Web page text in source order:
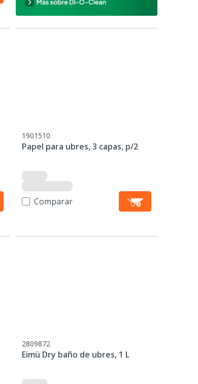
1901510
Papel para ubres, 3 capas, p/2
Comparar
2809872
Eimü Dry baño de ubres, 1 L